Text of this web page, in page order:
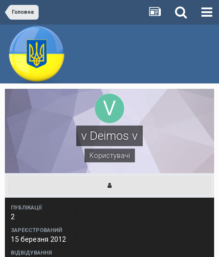
Головна
v Deimos v
Користувачі
ПУБЛІКАЦІЇ
2
ЗАРЕЄСТРОВАНИЙ
15 березня 2012
ВІДВІДУВАННЯ